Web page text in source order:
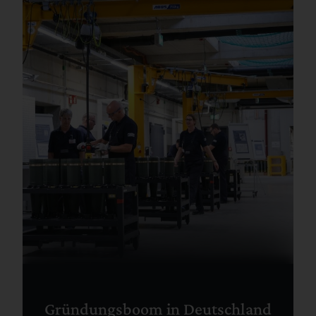
Gründungsboom in Deutschland